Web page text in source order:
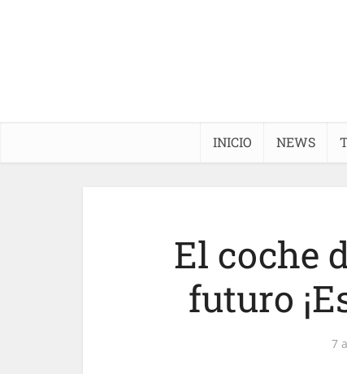
INICIO NEWS
El coche
futuro
7